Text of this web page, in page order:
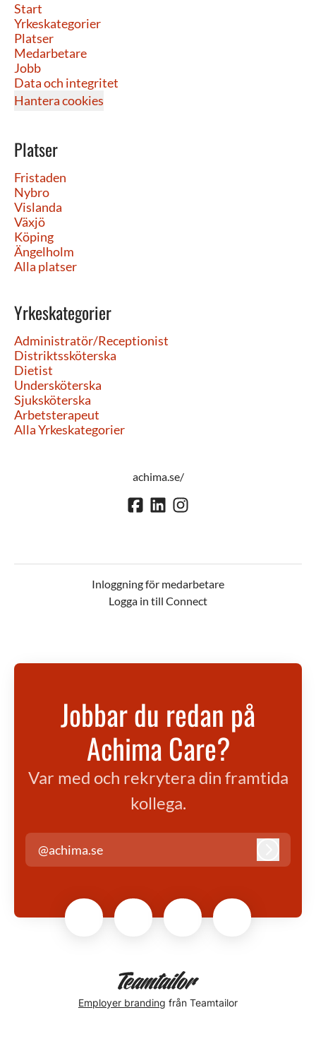
Start
Yrkeskategorier
Platser
Medarbetare
Jobb
Data och integritet
Hantera cookies
Platser
Fristaden
Nybro
Vislanda
Växjö
Köping
Ängelholm
Alla platser
Yrkeskategorier
Administratör/Receptionist
Distriktssköterska
Dietist
Undersköterska
Sjuksköterska
Arbetsterapeut
Alla Yrkeskategorier
achima.se/
Inloggning för medarbetare
Logga in till Connect
Jobbar du redan på
Achima Care?
Var med och rekrytera din framtida
kollega.
@achima.se
Employer branding från Teamtailor